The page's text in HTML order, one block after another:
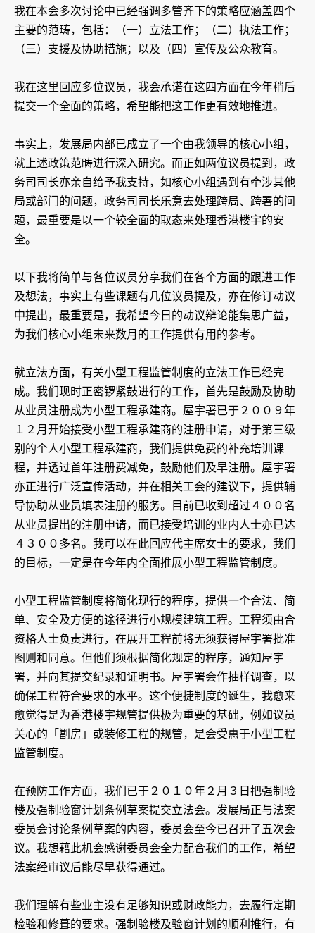
我在本会多次讨论中已经强调多管齐下的策略应涵盖四个
主要的范畴，包括：（一）立法工作；（二）执法工作；
（三）支援及协助措施；以及（四）宣传及公众教育。
我在这里回应多位议员，我会承诺在这四方面在今年稍后
提交一个全面的策略，希望能把这工作更有效地推进。
事实上，发展局内部已成立了一个由我领导的核心小组，
就上述政策范畴进行深入研究。而正如两位议员提到，政
务司司长亦亲自给予我支持，如核心小组遇到有牵涉其他
局或部门的问题，政务司司长乐意去处理跨局、跨署的问
题，最重要是以一个较全面的取态来处理香港楼宇的安
全。
以下我将简单与各位议员分享我们在各个方面的跟进工作
及想法，事实上有些课题有几位议员提及，亦在修订动议
中提出，最重要是，我希望今日的动议辩论能集思广益，
为我们核心小组未来数月的工作提供有用的参考。
就立法方面，有关小型工程监管制度的立法工作已经完
成。我们现时正密锣紧鼓进行的工作，首先是鼓励及协助
从业员注册成为小型工程承建商。屋宇署已于２００９年
１２月开始接受小型工程承建商的注册申请，对于第三级
别的个人小型工程承建商，我们提供免费的补充培训课
程，并透过首年注册费减免，鼓励他们及早注册。屋宇署
亦正进行广泛宣传活动，并在相关工会的建议下，提供辅
导协助从业员填表注册的服务。目前已收到超过４００名
从业员提出的注册申请，而已接受培训的业内人士亦已达
４３００多名。我可以在此回应代主席女士的要求，我们
的目标，一定是在今年内全面推展小型工程监管制度。
小型工程监管制度将简化现行的程序，提供一个合法、简
单、安全及方便的途径进行小规模建筑工程。工程须由合
资格人士负责进行，在展开工程前将无须获得屋宇署批准
图则和同意。但他们须根据简化规定的程序，通知屋宇
署，并向其提交纪录和证明书。屋宇署会作抽样调查，以
确保工程符合要求的水平。这个便捷制度的诞生，我愈来
愈觉得是为香港楼宇规管提供极为重要的基础，例如议员
关心的「劏房」或装修工程的规管，是会受惠于小型工程
监管制度。
在预防工作方面，我们已于２０１０年２月３日把强制验
楼及强制验窗计划条例草案提交立法会。发展局正与法案
委员会讨论条例草案的内容，委员会至今已召开了五次会
议。我想藉此机会感谢委员会全力配合我们的工作，希望
法案经审议后能尽早获得通过。
我们理解有些业主没有足够知识或财政能力，去履行定期
检验和修葺的要求。强制验楼及验窗计划的顺利推行，有